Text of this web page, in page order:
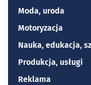
Moda, uroda
Motoryzacja
Nauka, edukacja,
Produkcja, usługi
Reklama